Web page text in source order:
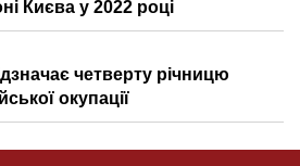
Києва у 2022 році
четверту річницю
окупації